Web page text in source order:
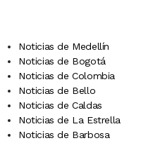
Noticias de Medellín
Noticias de Bogotá
Noticias de Colombia
Noticias de Bello
Noticias de Caldas
Noticias de La Estrella
Noticias de Barbosa